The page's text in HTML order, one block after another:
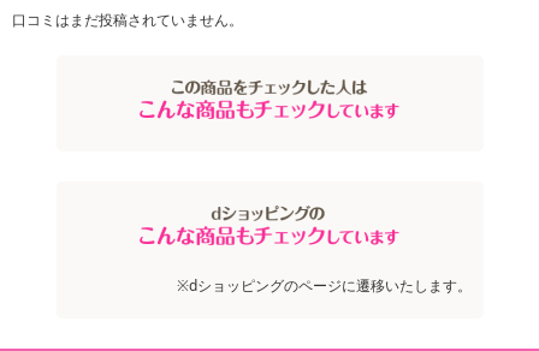
口コミはまだ投稿されていません。
※dショッピングのページに遷移いたします。